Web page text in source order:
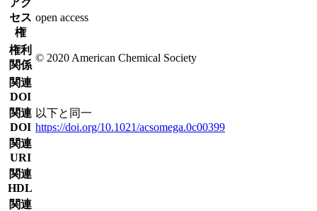
セス
権
open access
権利
関係
© 2020 American Chemical Society
関連
DOI
関連
DOI
以下と同一
https://doi.org/10.1021/acsomega.0c00399
関連
URI
関連
HDL
関連